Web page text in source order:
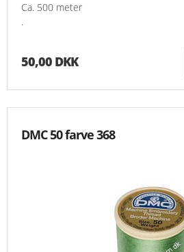
Ca. 500 meter
.
50,00 DKK
DMC 50 farve 368